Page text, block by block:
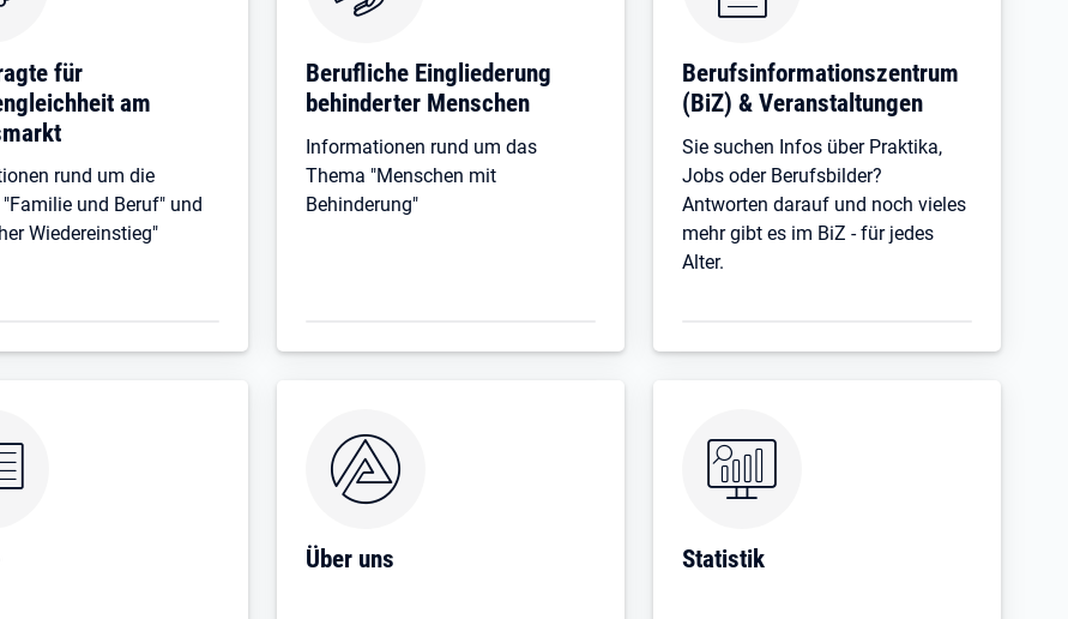
für
am
rund um die
und Beruf" und
Wiedereinstieg"
Berufliche Eingliederung
behinderter Menschen
Informationen rund um das
Thema "Menschen mit
Behinderung"
Be­rufs­in­for­ma­ti­ons­zen­trum
(BiZ) & Veranstaltungen
Sie suchen Infos über Praktika,
Jobs oder Berufsbilder?
Antworten darauf und noch vieles
mehr gibt es im BiZ - für jedes
Alter.
Über uns Statistik